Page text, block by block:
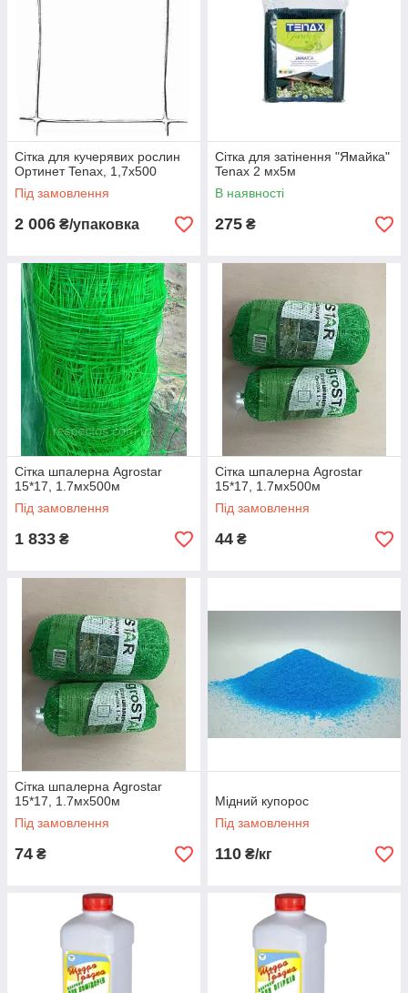
Сітка для кучерявих рослин
Ортинет Tenax, 1,7х500
Під замовлення
2 006 ₴/упаковка
Сітка для затінення "Ямайка"
Tenax 2 мх5м
В наявності
275 ₴
Сітка шпалерна Agrostar
15*17, 1.7мх500м
Під замовлення
1 833 ₴
Сітка шпалерна Agrostar
15*17, 1.7мх500м
Під замовлення
44 ₴
Сітка шпалерна Agrostar
15*17, 1.7мх500м
Під замовлення
74 ₴
Мідний купорос
Під замовлення
110 ₴/кг